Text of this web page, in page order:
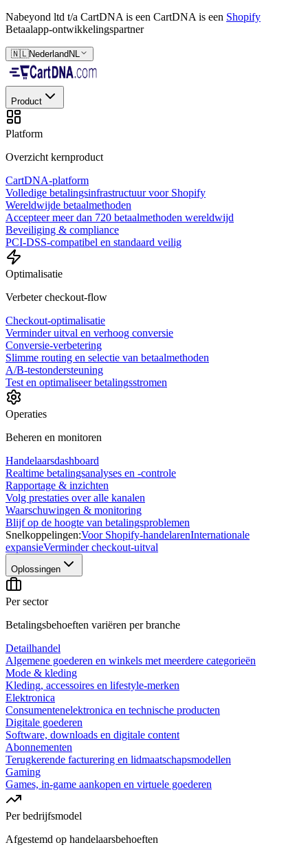
Nabeyond ltd t/a CartDNA is een CartDNA is een Shopify
Betaalapp-ontwikkelingspartner
🇳🇱Nederland NL
Product
Platform
Overzicht kernproduct
CartDNA-platform
Volledige betalingsinfrastructuur voor Shopify
Wereldwijde betaalmethoden
Accepteer meer dan 720 betaalmethoden wereldwijd
Beveiliging & compliance
PCI-DSS-compatibel en standaard veilig
Optimalisatie
Verbeter checkout-flow
Checkout-optimalisatie
Verminder uitval en verhoog conversie
Conversie-verbetering
Slimme routing en selectie van betaalmethoden
A/B-testondersteuning
Test en optimaliseer betalingsstromen
Operaties
Beheren en monitoren
Handelaarsdashboard
Realtime betalingsanalyses en -controle
Rapportage & inzichten
Volg prestaties over alle kanalen
Waarschuwingen & monitoring
Blijf op de hoogte van betalingsproblemen
Snelkoppelingen:Voor Shopify-handelarenInternationale
expansieVerminder checkout-uitval
Oplossingen
Per sector
Betalingsbehoeften variëren per branche
Detailhandel
Algemene goederen en winkels met meerdere categorieën
Mode & kleding
Kleding, accessoires en lifestyle-merken
Elektronica
Consumentenelektronica en technische producten
Digitale goederen
Software, downloads en digitale content
Abonnementen
Terugkerende facturering en lidmaatschapsmodellen
Gaming
Games, in-game aankopen en virtuele goederen
Per bedrijfsmodel
Afgestemd op handelaarsbehoeften